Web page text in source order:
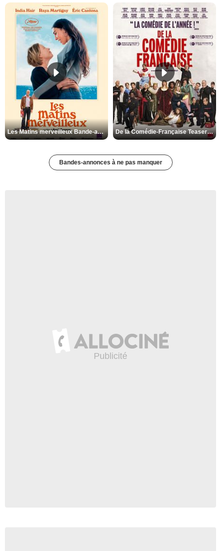
Les Matins merveilleux Bande-annonce VF De la Comédie-Française Teaser VF
Bandes-annonces à ne pas manquer